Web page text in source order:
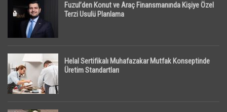
Fuzul’den Konut ve Araç Finansmanında Kişiye Özel
Terzi Usulü Planlama
Helal Sertifikalı Muhafazakar Mutfak Konseptinde
Üretim Standartları